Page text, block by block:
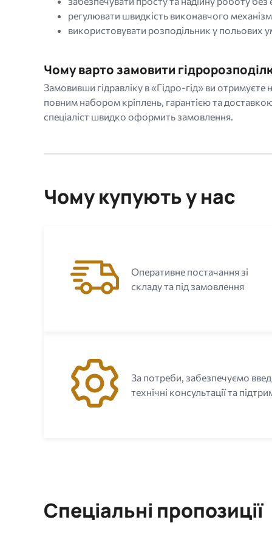
регулювати швидкість виконавчого
використовувати розподільник у польових
Чому варто замовити
Замовивши гідравліку в «Гідро-гід» ви
повним набором кріплень, гарантією та
спеціаліст швидко оформить замовлення.
Чому купують у нас
Оперативне постачання зі
складу та під замовлення
За потреби, забезпечуємо
технічні консультації та
Спеціальні пропозиції